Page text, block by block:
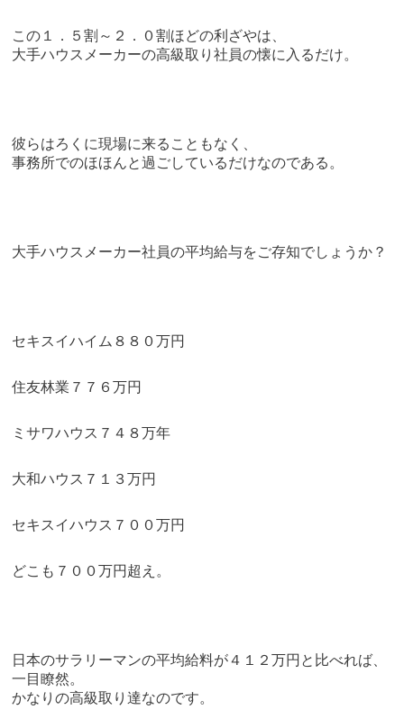
この１．５割～２．０割ほどの利ざやは、
大手ハウスメーカーの高級取り社員の懐に入るだけ。
彼らはろくに現場に来ることもなく、
事務所でのほほんと過ごしているだけなのである。
大手ハウスメーカー社員の平均給与をご存知でしょうか？
セキスイハイム８８０万円
住友林業７７６万円
ミサワハウス７４８万年
大和ハウス７１３万円
セキスイハウス７００万円
どこも７００万円超え。
日本のサラリーマンの平均給料が４１２万円と比べれば、
一目瞭然。
かなりの高級取り達なのです。